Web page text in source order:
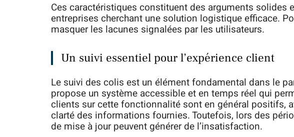
Ces caractéristiques constituent des arguments solides
entreprises cherchant une solution logistique efficace.
masquer les lacunes signalées par les utilisateurs.
Un suivi essentiel pour l’expérience client
Le suivi des colis est un élément fondamental dans le
propose un système accessible et en temps réel qui
clients sur cette fonctionnalité sont en général positifs,
clarté des informations fournies. Toutefois, lors des
de mise à jour peuvent générer de l’insatisfaction.